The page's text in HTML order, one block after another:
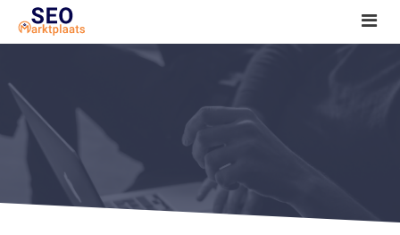
SEO tools reviews
Marketeer bij jou in de buurt?
Offerte
1. Seo voor beginners +
2. Onderzoeken +